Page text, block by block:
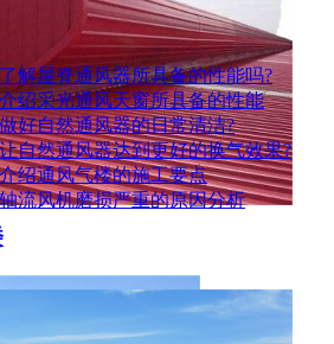
解屋脊通风器所具备的性能吗?
绍采光通风天窗所具备的性能
好自然通风器的日常清洁?
自然通风器达到更好的换气效果?
绍通风气楼的施工要点
流风机磨损严重的原因分析